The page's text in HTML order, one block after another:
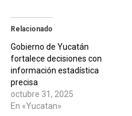
Relacionado
Gobierno de Yucatán
fortalece decisiones con
información estadística
precisa
octubre 31, 2025
En «Yucatan»